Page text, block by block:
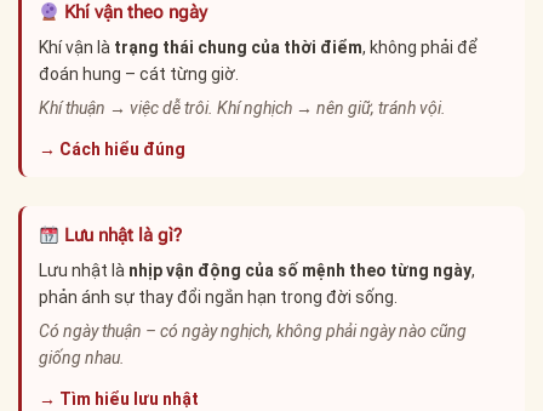
Khí vận theo ngày
Khí vận là trạng thái chung của thời điểm, không phải để
đoán hung – cát từng giờ.
Khí thuận → việc dễ trôi. Khí nghịch → nên giữ, tránh vội.
→ Cách hiểu đúng
Lưu nhật là gì?
Lưu nhật là nhịp vận động của số mệnh theo từng ngày,
phản ánh sự thay đổi ngắn hạn trong đời sống.
Có ngày thuận – có ngày nghịch, không phải ngày nào cũng
giống nhau.
→ Tìm hiểu lưu nhật